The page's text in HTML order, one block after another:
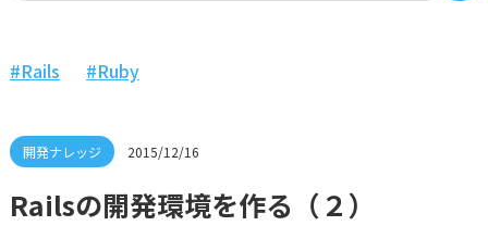
2015/12/16
Rails Ruby
Railsの開発環境を作る（２）